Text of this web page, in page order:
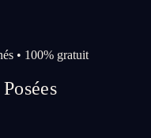
• 100% gratuit